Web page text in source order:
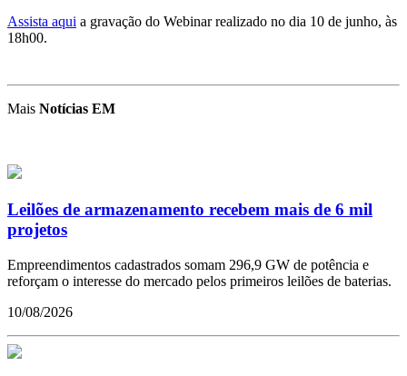
Assista aqui a gravação do Webinar realizado no dia 10 de junho, às
18h00.
Mais Notícias EM
Leilões de armazenamento recebem mais de 6 mil
projetos
Empreendimentos cadastrados somam 296,9 GW de potência e
reforçam o interesse do mercado pelos primeiros leilões de baterias.
10/08/2026